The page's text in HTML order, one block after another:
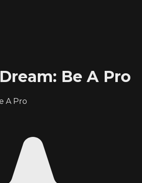
Be A Pro
A Pro